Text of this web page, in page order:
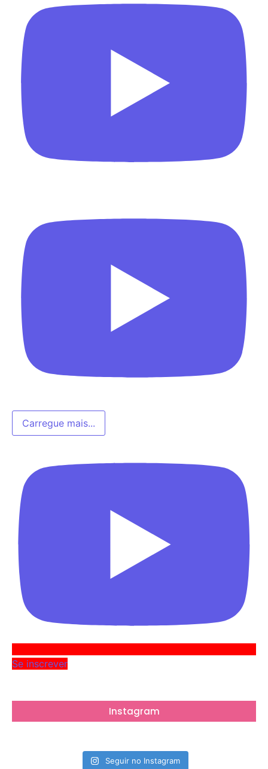
Carregue mais...
Se inscrever
Instagram
Seguir no Instagram